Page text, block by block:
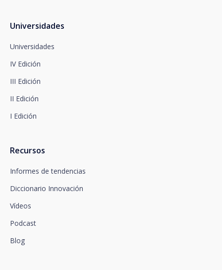
Universidades
Universidades
IV Edición
III Edición
II Edición
I Edición
Recursos
Informes de tendencias
Diccionario Innovación
Vídeos
Podcast
Blog
dpo@santalucía.es
reclamación ante la Autoridad de Control
Dispone de información completa sobre protección
apartado de Política de Privacidad, que le
aconsejamos consulte.